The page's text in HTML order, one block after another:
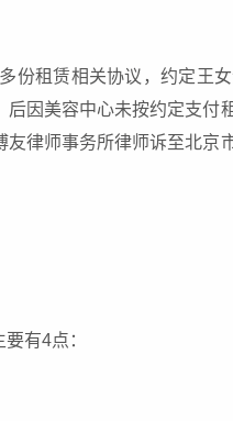
份租赁相关协议，约定王
因美容中心未按约定支
律师事务所律师诉至北
有4点：